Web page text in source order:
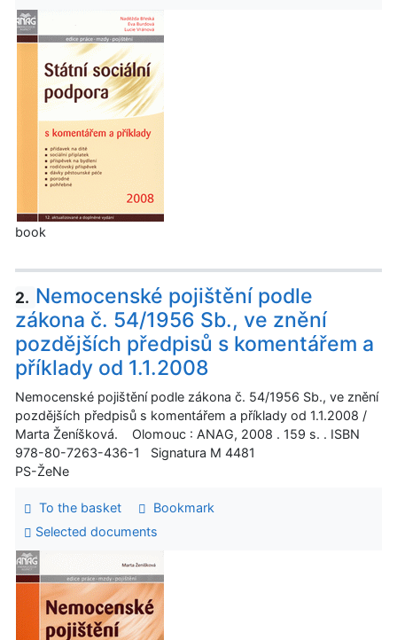
book
2. Nemocenské pojištění podle
zákona č. 54/1956 Sb., ve znění
pozdějších předpisů s komentářem a
příklady od 1.1.2008
Nemocenské pojištění podle zákona č. 54/1956 Sb., ve znění
pozdějších předpisů s komentářem a příklady od 1.1.2008 /
Marta Ženíšková. Olomouc : ANAG, 2008 . 159 s. . ISBN
978-80-7263-436-1 Signatura M 4481
PS-ŽeNe
To the basket
Bookmark
Selected documents